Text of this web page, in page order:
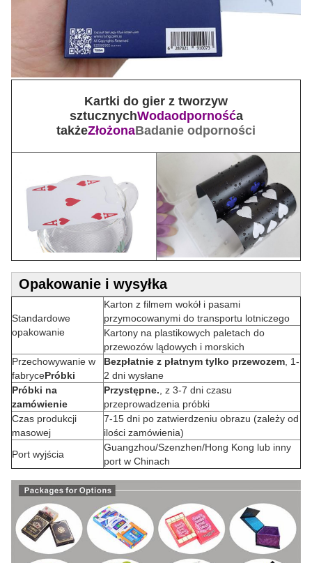
Kartki do gier z tworzyw
sztucznychWodaodpornośća
takżeZłożonaBadanie odporności
Opakowanie i wysyłka
Standardowe
opakowanie
Karton z filmem wokół i pasami
przymocowanymi do transportu lotniczego
Kartony na plastikowych paletach do
przewozów lądowych i morskich
Przechowywanie w
fabrycePróbki
Bezpłatnie z płatnym tylko przewozem, 1-
2 dni wysłane
Próbki na
zamówienie
Przystępne., z 3-7 dni czasu
przeprowadzenia próbki
Czas produkcji
masowej
7-15 dni po zatwierdzeniu obrazu (zależy od
ilości zamówienia)
Port wyjścia
Guangzhou/Szenzhen/Hong Kong lub inny
port w Chinach